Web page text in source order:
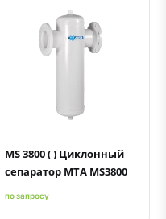
MS 3800 ( ) Циклонный
сепаратор MTA MS3800
по запросу